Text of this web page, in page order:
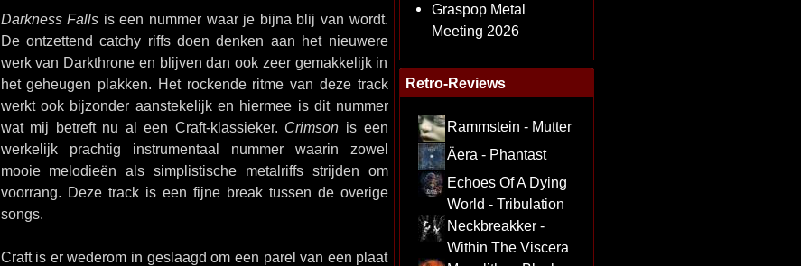
Darkness Falls is een nummer waar je bijna blij van wordt.
De ontzettend catchy riffs doen denken aan het nieuwere
werk van Darkthrone en blijven dan ook zeer gemakkelijk in
het geheugen plakken. Het rockende ritme van deze track
werkt ook bijzonder aanstekelijk en hiermee is dit nummer
wat mij betreft nu al een Craft-klassieker. Crimson is een
werkelijk prachtig instrumentaal nummer waarin zowel
mooie melodieën als simplistische metalriffs strijden om
voorrang. Deze track is een fijne break tussen de overige
songs.
Craft is er wederom in geslaagd om een parel van een plaat
Graspop Metal
Meeting 2026
Retro-Reviews
Rammstein - Mutter
Äera - Phantast
Echoes Of A Dying
World - Tribulation
Neckbreakker -
Within The Viscera